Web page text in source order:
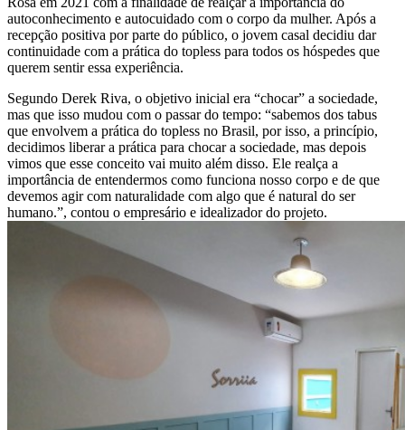
autoconhecimento e autocuidado com o corpo da mulher. Após a
recepção positiva por parte do público, o jovem casal decidiu dar
continuidade com a prática do topless para todos os hóspedes que
querem sentir essa experiência.
Segundo Derek Riva, o objetivo inicial era “chocar” a sociedade,
mas que isso mudou com o passar do tempo: “sabemos dos tabus
que envolvem a prática do topless no Brasil, por isso, a princípio,
decidimos liberar a prática para chocar a sociedade, mas depois
vimos que esse conceito vai muito além disso. Ele realça a
importância de entendermos como funciona nosso corpo e de que
devemos agir com naturalidade com algo que é natural do ser
humano.”, contou o empresário e idealizador do projeto.